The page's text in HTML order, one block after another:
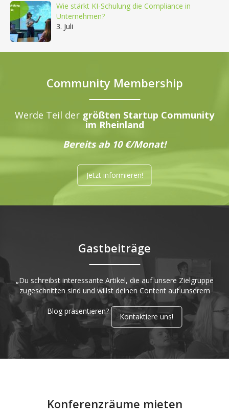
Wie stärkt KI-Schulung die Compliance in
Unternehmen?
3. Juli
Community Membership
Werde Teil der größten Startup Community
im Rheinland
Bereits ab 10 €/Monat!
Jetzt informieren!
Gastbeiträge
„Du schreibst interessante Artikel, die auf unsere Zielgruppe
zugeschnitten sind und willst deinen Content auf unserem
Blog präsentieren?
Kontaktiere uns!
Konferenzräume mieten